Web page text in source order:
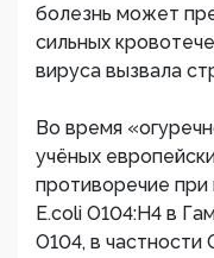
болезнь может
сильных
вируса вызвала
Во время
учёных
противоречие
E.coli O104:H4 в
O104, в частности